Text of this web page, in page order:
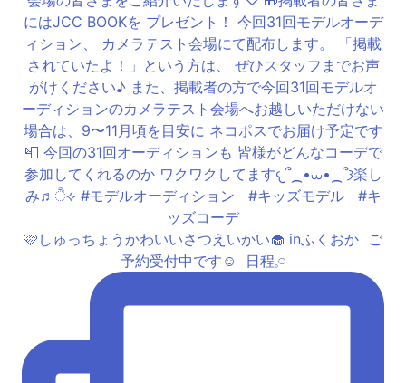
🩷しゅっちょうかわいいさつえいかい🧁 inふくおか ⁡ ご
予約受付中です☺️ ⁡ 日程𓈒𓏸︎︎︎︎